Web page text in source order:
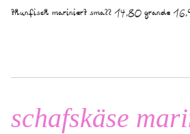
thunfisch mariniert small 14,80 grande
schafskäse